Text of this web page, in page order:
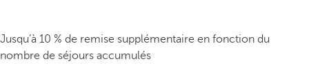
Jusqu’à 10 % de remise supplémentaire en fonction du
nombre de séjours accumulés